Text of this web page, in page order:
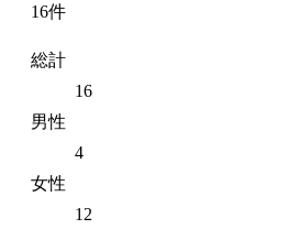
16件
総計
16
男性
4
女性
12